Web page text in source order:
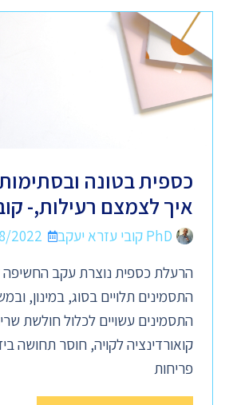
כספית בטונה
איך לצמצם רעילות,-
PhD קובי עזרא יעקב
2022
הרעלת כספית נוצרת עקב החשיפה
התסמינים תלויים בסוג, במינון,
התסמינים עשויים לכלול חולשת
קואורדינציה לקויה, חוסר תחושה
פריחות